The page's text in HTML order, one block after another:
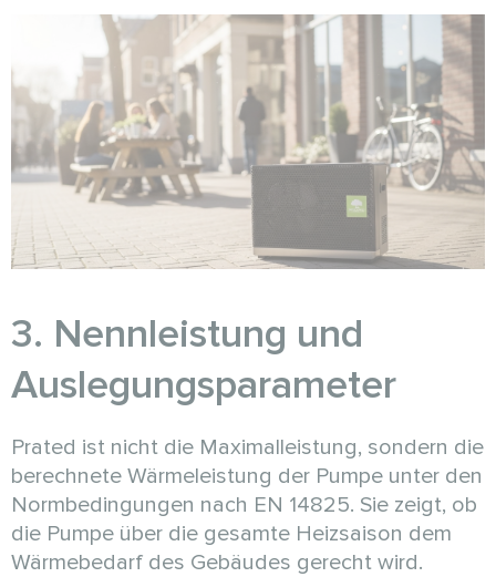
3. Nennleistung und
Auslegungsparameter
Prated ist nicht die Maximalleistung, sondern die
berechnete Wärmeleistung der Pumpe unter den
Normbedingungen nach EN 14825. Sie zeigt, ob
die Pumpe über die gesamte Heizsaison dem
Wärmebedarf des Gebäudes gerecht wird.